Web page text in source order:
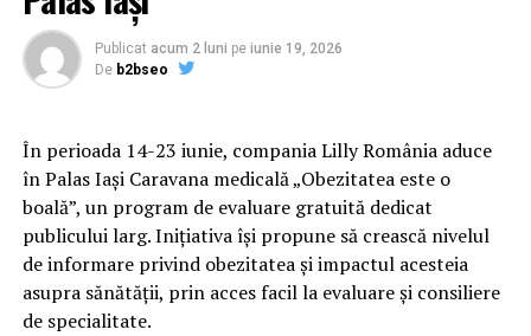
Grecia, iar stocurile fabricii, ajunse momentan la 12.000
mp, sunt înmagazinate în depozitul propriu.
„Prioritatea mea în acest moment este consolidarea
forţei de vânzări. Suntem în căutare de oameni buni şi
serioşi. Pe termen mediu şi lung, dorinţa este educarea
pieţei în ce priveşte utilizarea pietrei naturale în
construcţii, pentru că aceasta are o mulţime de calităţi şi
avantaje”, a explicat Dragoş Irimescu.
Publicat acum 2 luni pe iunie 19, 2026
De b2bseo
În perioada 14-23 iunie, compania Lilly România aduce
în Palas Iași Caravana medicală „Obezitatea este o
boală”, un program de evaluare gratuită dedicat
publicului larg. Inițiativa își propune să crească nivelul
de informare privind obezitatea și impactul acesteia
asupra sănătății, prin acces facil la evaluare și consiliere
de specialitate.